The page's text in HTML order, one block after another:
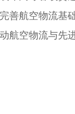
善航空物流基
航空物流与先